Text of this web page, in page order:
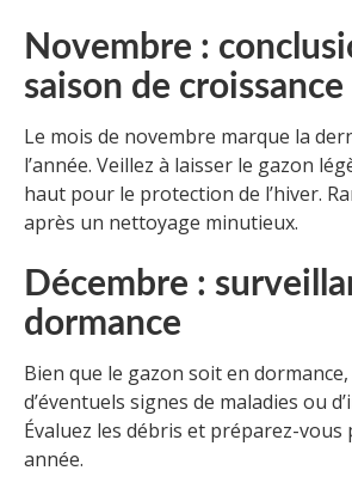
Novembre :
saison de croissance
Le mois de novembre marque la
l’année. Veillez à laisser le gazon
haut pour le protection de l’hiver.
après un nettoyage minutieux.
Décembre :
dormance
Bien que le gazon soit en
d’éventuels signes de maladies ou
Évaluez les débris et préparez-
année.